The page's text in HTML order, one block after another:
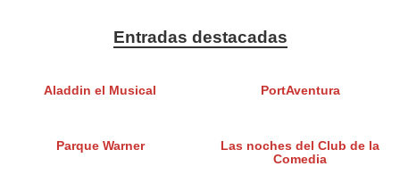
Entradas destacadas
Aladdin el Musical PortAventura
Parque Warner
Las noches del Club de la
Comedia